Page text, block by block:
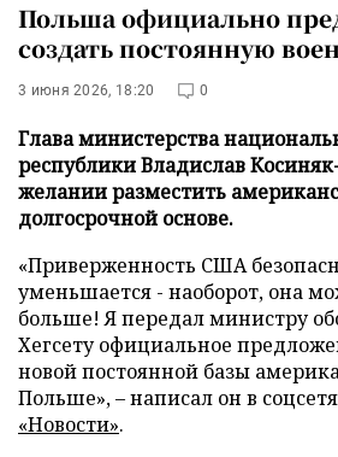
Польша официально
создать постоянную
3 июня 2026, 18:20 0
Глава министерства
республики Владислав
желании разместить
долгосрочной основе.
«Приверженность США
уменьшается - наоборот, она
больше! Я передал министру
Хегсету официальное
новой постоянной базы
Польше», – написал он в
«Новости».